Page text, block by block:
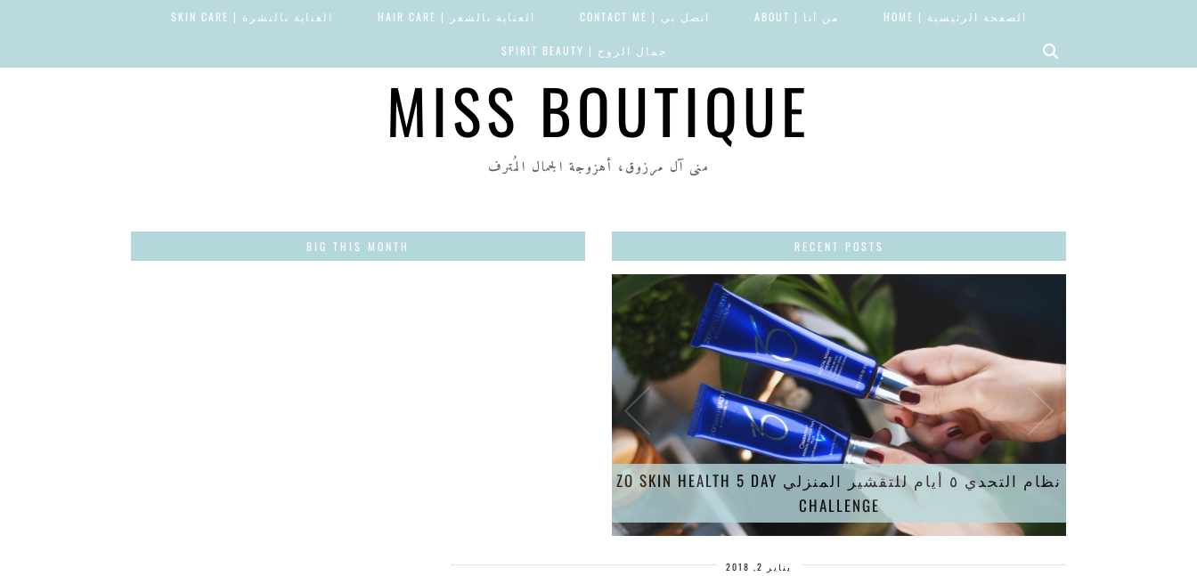
MISS BOUTIQUE
منى آل مرزوق، أهزوجة الجمال المُترف
الصفحة الرئيسية | HOME من أنا | ABOUT اتصل بي | CONTACT ME العناية بالشعر | HAIR CARE العناية بالبشرة | SKIN CARE
جمال الروح | SPIRIT BEAUTY
BIG THIS MONTH RECENT POSTS
أقوى سيروم لاصلاح عيوب البشرة RADICAL NIGHT REPAIR ZO
SKIN HEALTH”
يناير 2, 2018